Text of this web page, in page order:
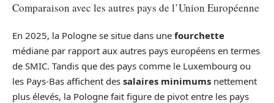
Comparaison avec les autres pays de l’Union Européenne
En 2025, la Pologne se situe dans une fourchette
médiane par rapport aux autres pays européens en termes
de SMIC. Tandis que des pays comme le Luxembourg ou
les Pays-Bas affichent des salaires minimums nettement
plus élevés, la Pologne fait figure de pivot entre les pays